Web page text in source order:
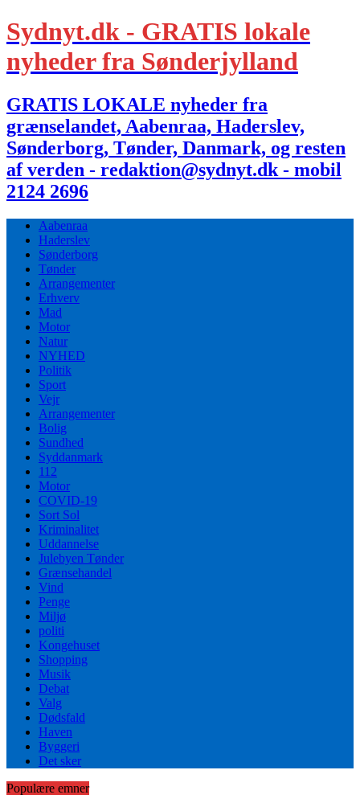
Sydnyt.dk - GRATIS lokale
nyheder fra Sønderjylland
GRATIS LOKALE nyheder fra
grænselandet, Aabenraa, Haderslev,
Sønderborg, Tønder, Danmark, og resten
af verden - redaktion@sydnyt.dk - mobil
2124 2696
Aabenraa
Haderslev
Sønderborg
Tønder
Arrangementer
Erhverv
Mad
Motor
Natur
NYHED
Politik
Sport
Vejr
Arrangementer
Bolig
Sundhed
Syddanmark
112
Motor
COVID-19
Sort Sol
Kriminalitet
Uddannelse
Julebyen Tønder
Grænsehandel
Vind
Penge
Miljø
politi
Kongehuset
Shopping
Musik
Debat
Valg
Dødsfald
Haven
Byggeri
Det sker
Populære emner